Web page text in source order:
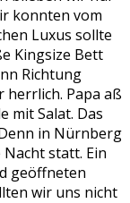
konnten vom
Luxus sollte
Kingsize Bett
Richtung
herrlich. Papa aß
mit Salat. Das
in Nürnberg
statt. Ein
geöffneten
wir uns nicht